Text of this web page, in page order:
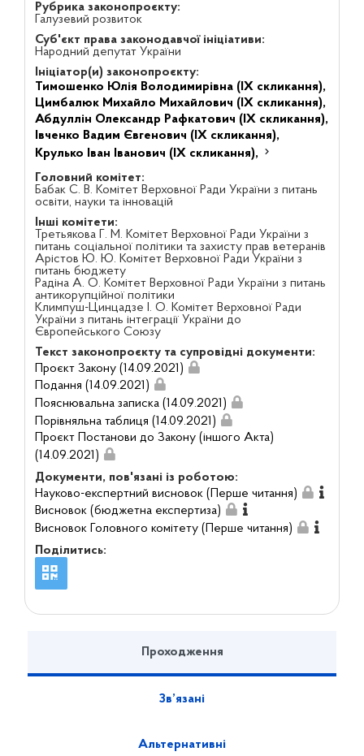
Рубрика законопроєкту:
Галузевий розвиток
Суб'єкт права законодавчої ініціативи:
Народний депутат України
Ініціатор(и) законопроєкту:
Тимошенко Юлія Володимирівна (IX скликання),
Цимбалюк Михайло Михайлович (IX скликання),
Абдуллін Олександр Рафкатович (IX скликання),
Івченко Вадим Євгенович (IX скликання),
Крулько Іван Іванович (IX скликання),
Головний комітет:
Бабак С. В. Комітет Верховної Ради України з питань
освіти, науки та інновацій
Інші комітети:
Третьякова Г. М. Комітет Верховної Ради України з
питань соціальної політики та захисту прав ветеранів
Арістов Ю. Ю. Комітет Верховної Ради України з
питань бюджету
Радіна А. О. Комітет Верховної Ради України з питань
антикорупційної політики
Климпуш-Цинцадзе І. О. Комітет Верховної Ради
України з питань інтеграції України до
Європейського Союзу
Текст законопроєкту та супровідні документи:
Проєкт Закону (14.09.2021)
Подання (14.09.2021)
Пояснювальна записка (14.09.2021)
Порівняльна таблиця (14.09.2021)
Проєкт Постанови до Закону (іншого Акта)
(14.09.2021)
Документи, пов'язані із роботою:
Науково-експертний висновок (Перше читання)
Висновок (бюджетна експертиза)
Висновок Головного комітету (Перше читання)
Поділитись:
Проходження
Зв’язані
Альтернативні